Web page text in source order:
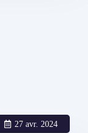
27 avr. 2024